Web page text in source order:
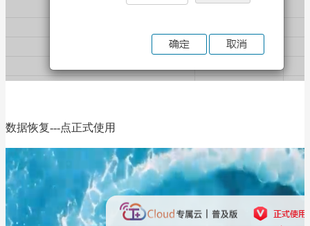
数据恢复---点正式使用